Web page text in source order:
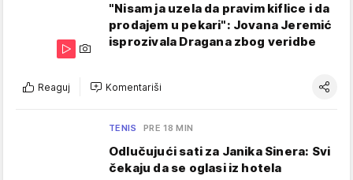
"Nisam ja uzela da pravim kiflice i da
prodajem u pekari": Jovana Jeremić
isprozivala Dragana zbog veridbe
Reaguj Komentariši
TENIS PRE 18 MIN
Odlučujući sati za Janika Sinera: Svi
čekaju da se oglasi iz hotela